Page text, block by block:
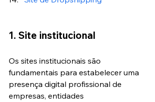
1. Site institucional
Os sites institucionais são
fundamentais para estabelecer uma
presença digital profissional de
empresas, entidades